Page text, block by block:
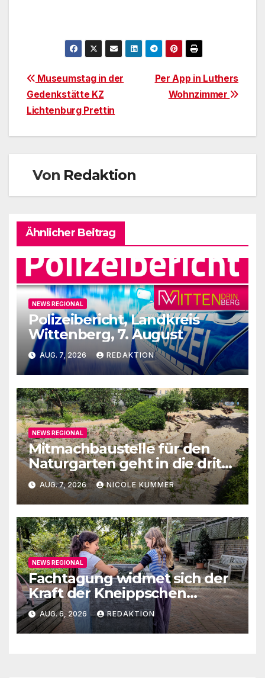
BeitragsnavigationPer App in Luthers
Wohnzimmer
Museumstag in der
Gedenkstätte KZ
Lichtenburg Prettin
Von Redaktion
Ähnlicher Beitrag
NEWS REGIONAL
Polizeibericht, Landkreis
Wittenberg, 7. August
AUG. 7, 2026 REDAKTION
NEWS REGIONAL
Mitmachbaustelle für den
Naturgarten geht in die dritte
Runde
AUG. 7, 2026 NICOLE KUMMER
NEWS REGIONAL
Fachtagung widmet sich der
Kraft der Kneippschen
Elemente
AUG. 6, 2026 REDAKTION